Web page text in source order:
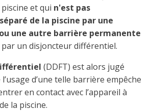
plainte
maître électricien
un entrepreneur électricien
semaine
et privilèges
et autres documents
ou de modification d’une
CMEQ
et de formation
de la CMEQ
et qui n'est pas
séparé de la piscine par une
une autre barrière permanente
un disjoncteur différentiel.
(DDFT) est alors jugé
d’une telle barrière empêche
en contact avec l’appareil à
la piscine.